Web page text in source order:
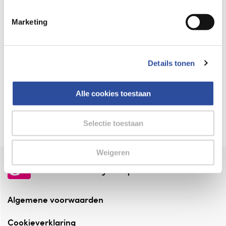
Marketing
Details tonen
Alle cookies toestaan
Selectie toestaan
Weigeren
⁠Verantwoorde zorg, ⁠ook online.
Altijd onze folder bij de hand
Check onze folders ⁠bij AlleFolders.
de vriendelijke specialist
Algemene voorwaarden
Cookieverklaring